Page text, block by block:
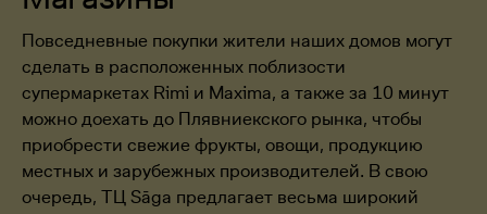
Повседневные покупки жители наших домов могут
сделать в расположенных поблизости
супермаркетах Rimi и Maxima, а также за 10 минут
можно доехать до Плявниекского рынка, чтобы
приобрести свежие фрукты, овощи, продукцию
местных и зарубежных производителей. В свою
очередь, ТЦ Sāga предлагает весьма широкий